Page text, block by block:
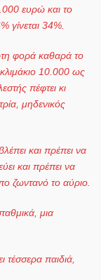
ευρώ και το
γίνεται 34%.
φορά καθαρά το
κλιμάκιο 10.000 ως
πέφτει κι
μηδενικός
και πρέπει να
και πρέπει να
ζωντανό το αύριο.
μια
παιδιά,